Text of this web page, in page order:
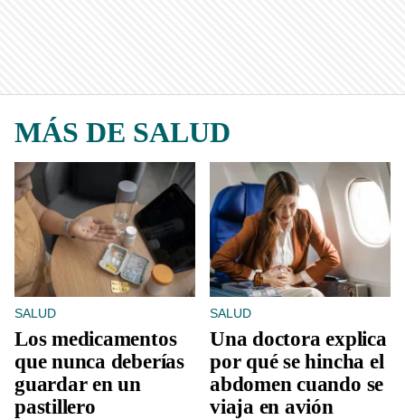
MÁS DE SALUD
SALUD
Los medicamentos
que nunca deberías
guardar en un
pastillero
SALUD
Una doctora explica
por qué se hincha el
abdomen cuando se
viaja en avión